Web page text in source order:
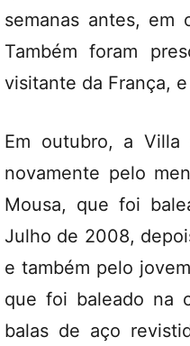
semanas antes, em
Também foram
visitante da França,
Em outubro, a Villa
novamente pelo
Mousa, que foi
Julho de 2008,
e também pelo
que foi baleado na
balas de aço